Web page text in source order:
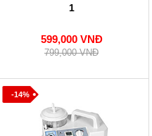
1
599,000 VNĐ
799,000 VNĐ
-14%